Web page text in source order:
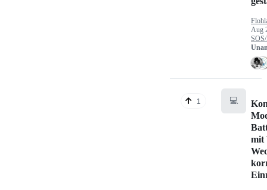
Aug
1 💻
mit